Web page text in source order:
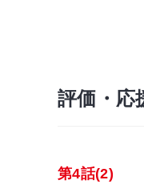
評価・応
第4話(2)